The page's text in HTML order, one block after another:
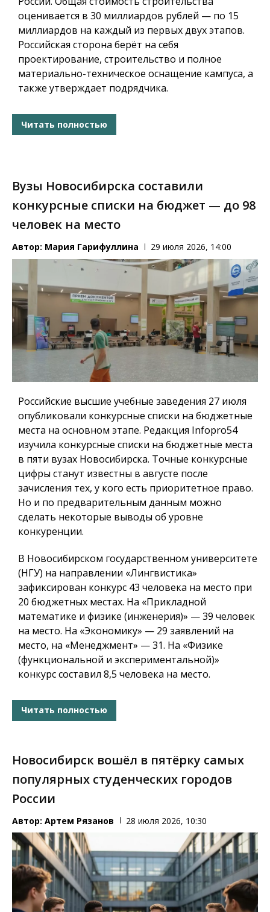
оценивается в 30 миллиардов рублей — по 15
миллиардов на каждый из первых двух этапов.
Российская сторона берёт на себя
проектирование, строительство и полное
материально-техническое оснащение кампуса, а
также утверждает подрядчика.
Читать полностью
Вузы Новосибирска составили
конкурсные списки на бюджет — до 98
человек на место
Автор: Мария Гарифуллина 29 июля 2026, 14:00
Российские высшие учебные заведения 27 июля
опубликовали конкурсные списки на бюджетные
места на основном этапе. Редакция Infopro54
изучила конкурсные списки на бюджетные места
в пяти вузах Новосибирска. Точные конкурсные
цифры станут известны в августе после
зачисления тех, у кого есть приоритетное право.
Но и по предварительным данным можно
сделать некоторые выводы об уровне
конкуренции.
В Новосибирском государственном университете
(НГУ) на направлении «Лингвистика»
зафиксирован конкурс 43 человека на место при
20 бюджетных местах. На «Прикладной
математике и физике (инженерия)» — 39 человек
на место. На «Экономику» — 29 заявлений на
место, на «Менеджмент» — 31. На «Физике
(функциональной и экспериментальной)»
конкурс составил 8,5 человека на место.
Читать полностью
Новосибирск вошёл в пятёрку самых
популярных студенческих городов
России
Автор: Артем Рязанов 28 июля 2026, 10:30